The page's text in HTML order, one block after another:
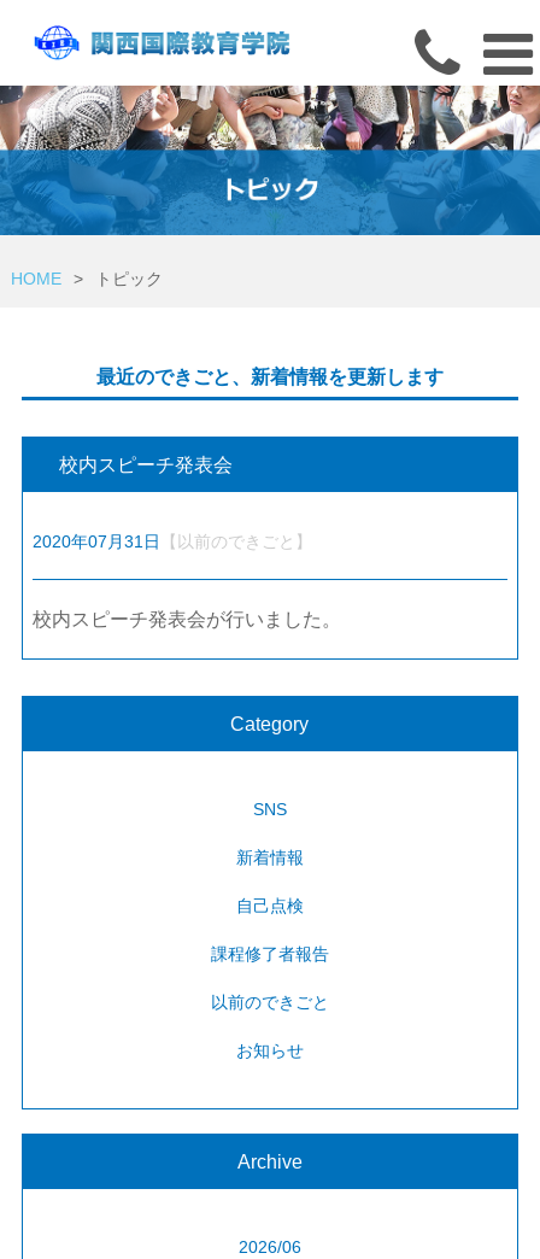
HOME > トピック
最近のできごと、新着情報を更新します
校内スピーチ発表会
2020年07月31日 【以前のできごと】
校内スピーチ発表会が行いました。
Category
SNS
新着情報
自己点検
課程修了者報告
以前のできごと
お知らせ
Archive
2026/06